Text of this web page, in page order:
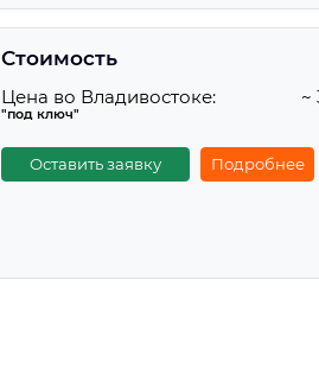
Стоимость
Цена во Владивостоке:
"под ключ"
~
Оставить заявку Подробнее